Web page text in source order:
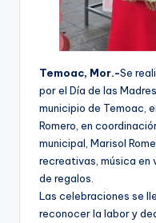
Temoac, Mor.-Se
por el Día de las
municipio de Temoac,
Romero, en
municipal, Marisol
recreativas, música en
de regalos.
Las celebraciones se
reconocer la labor y